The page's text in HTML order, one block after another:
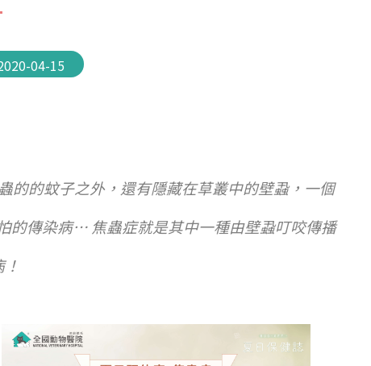
04-15
的的蚊子之外，還有隱藏在草叢中的壁蝨，一個
的傳染病… 焦蟲症就是其中一種由壁蝨叮咬傳播